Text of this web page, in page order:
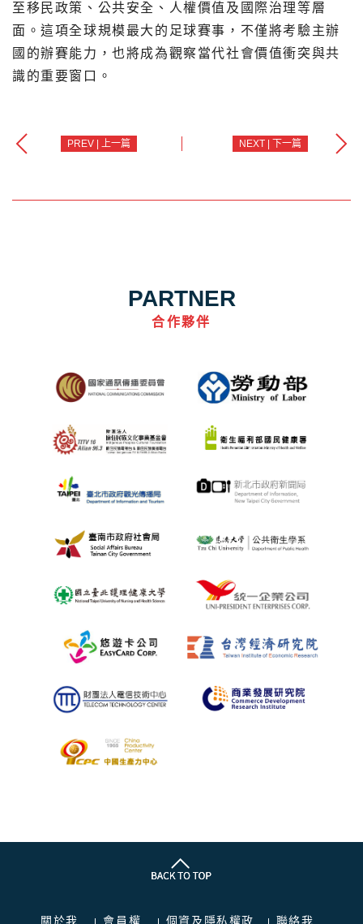
至移民政策、公共安全、人權價值及國際治理等層
面。這項全球規模最大的足球賽事，不僅將考驗主辦
國的辦賽能力，也將成為觀察當代社會價值衝突與共
識的重要窗口。
PREV | 上一篇 NEXT | 下一篇
PARTNER
合作夥伴
關於我 會員權 個資及隱私權政 聯絡我